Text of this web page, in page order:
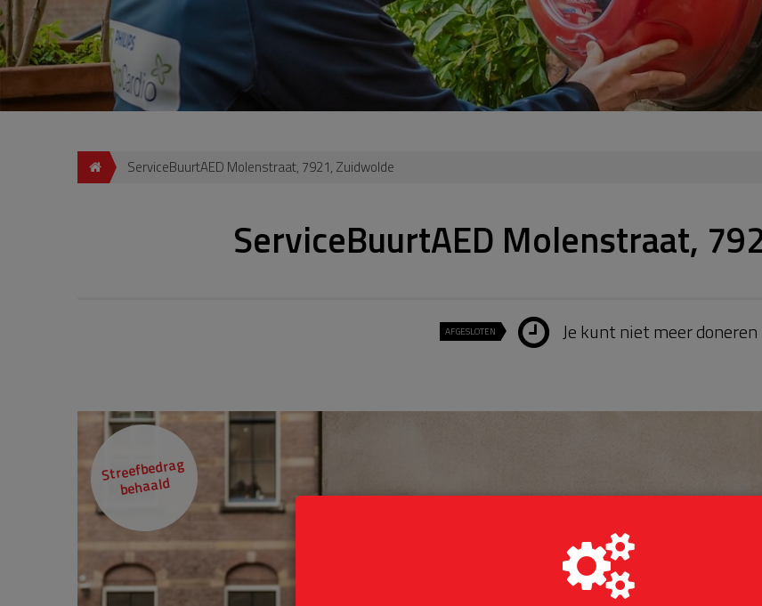
ServiceBuurtAED Molenstraat, 7921, Zuidwolde
ServiceBuurtAED Molenstraat,
AFGESLOTEN Je kunt niet meer doneren
Streefbedrag
behaald